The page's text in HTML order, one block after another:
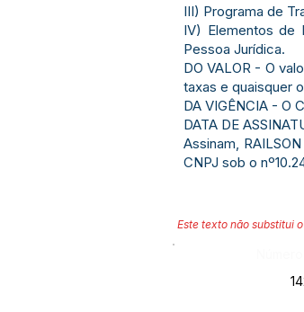
III) Programa de
IV) Elementos de
Pessoa Jurídica.
DO VALOR - O
taxas e quaisquer
DA VIGÊNCIA - O
DATA DE
Assinam,
CNPJ sob o
Este texto não substitui